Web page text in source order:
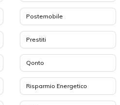
Postemobile
Prestiti
Qonto
Risparmio Energetico